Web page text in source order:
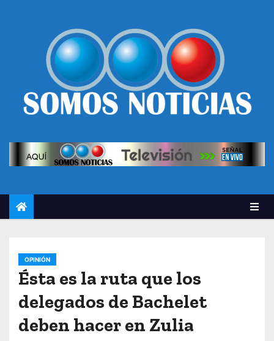
OPINIÓN
Ésta es la ruta que los
delegados de Bachelet
deben hacer en Zulia